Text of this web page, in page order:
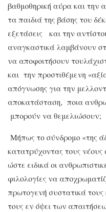
βαθμοθηρική αύρα και την
τα παιδιά της βάσης του
εξετάσεις και την
αναγκαστικά λαμβάνουν
να αποφοιτήσουν
και την προστιθέμενη
απόγνωσης για την
αποκατάσταση, ποια
μπορούν να θεμελιώσουν;
Μήπως το σύνδρομο «της
κατατρύχοντας τους νέους
ώστε ειδικά οι
φιλολογίες να
πρωτογενή συστατικά τους
τους εν όψει των